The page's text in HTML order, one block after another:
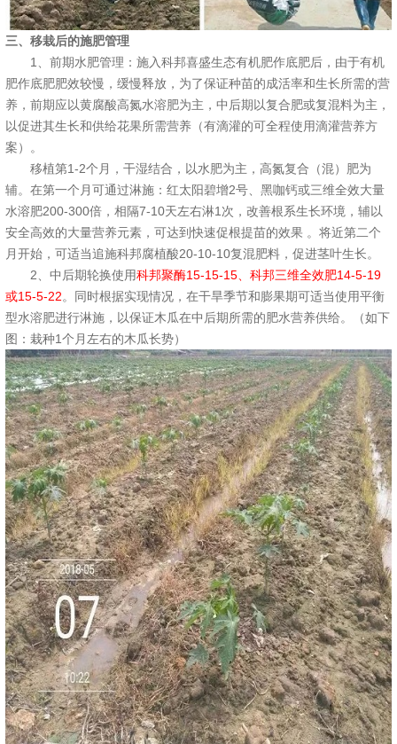
三、移栽后的施肥管理
1、前期水肥管理：施入科邦喜盛生态有机肥作底肥后，由于有机
肥作底肥肥效较慢，缓慢释放，为了保证种苗的成活率和生长所需的营
养，前期应以黄腐酸高氮水溶肥为主，中后期以复合肥或复混料为主，
以促进其生长和供给花果所需营养（有滴灌的可全程使用滴灌营养方
案）。
移植第1-2个月，干湿结合，以水肥为主，高氮复合（混）肥为
辅。在第一个月可通过淋施：红太阳碧增2号、黑咖钙或三维全效大量
水溶肥200-300倍，相隔7-10天左右淋1次，改善根系生长环境，辅以
安全高效的大量营养元素，可达到快速促根提苗的效果 。将近第二个
月开始，可适当追施科邦腐植酸20-10-10复混肥料，促进茎叶生长。
2、中后期轮换使用科邦聚酶15-15-15、科邦三维全效肥14-5-19
或15-5-22。同时根据实现情况，在干旱季节和膨果期可适当使用平衡
型水溶肥进行淋施，以保证木瓜在中后期所需的肥水营养供给。（如下
图：栽种1个月左右的木瓜长势）